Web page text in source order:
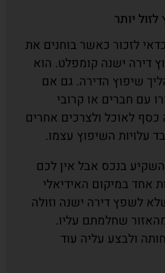
יותר
לזכור כאשר בוחנים את
דירה ישנה קומפלט. הוא
שיפוץ הדירה. גם אם
עם חברים או קרובי
לאוכל ולצרכים אחרים
עלויות השיפוץ עצמו.
בנכס אבל אין לכם
אחד במיקום האידיאלי
לשפץ דירה ישנה וזולה
שחלמתם עליו.
ולבצע עליה עוד